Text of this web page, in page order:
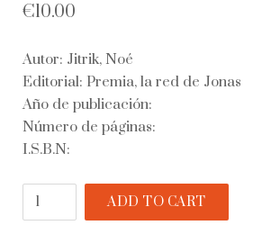
€10.00
Autor: Jitrik, Noé
Editorial: Premia, la red de Jonas
Año de publicación:
Número de páginas:
I.S.B.N:
ADD TO CART